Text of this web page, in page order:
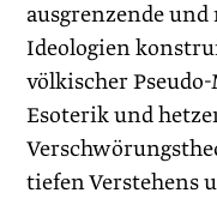
ausgrenzende
Ideologien
völkischer
Esoterik und
tiefen Verstehens